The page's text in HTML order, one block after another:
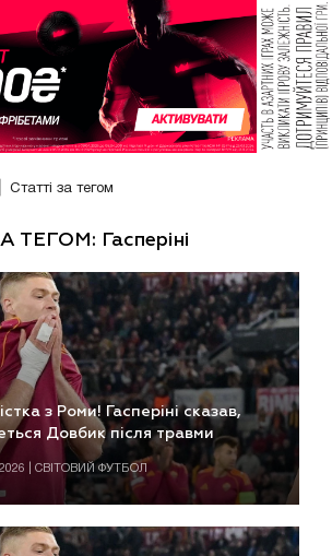
Статті за тегом
ТЕГОМ: Гасперіні
з Роми! Гасперіні сказав,
Довбик після травми
2026 | СВІТОВИЙ ФУТБОЛ